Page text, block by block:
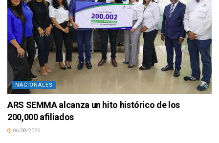
NACIONALES
ARS SEMMA alcanza un hito histórico de los
200,000 afiliados
06/08/2026